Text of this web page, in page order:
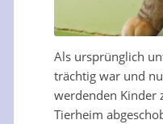
Als ursprünglich
trächtig war und
werdenden Kinder
Tierheim